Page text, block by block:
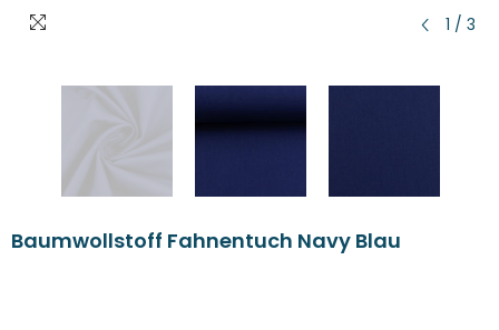
1 / 3
Baumwollstoff Fahnentuch Navy Blau